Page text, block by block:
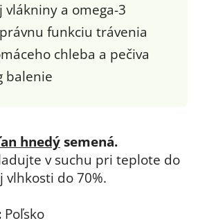
vlákniny a omega-3
funkciu trávenia
chleba a pečiva
balenie
hnedý semená.
v suchu pri teplote do
vlhkosti do 70%.
Poľsko